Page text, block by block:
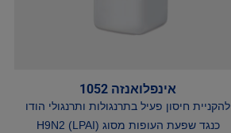
אינפלואנזה 1052
להקניית חיסון פעיל בתרנגולות ותרנגולי הודו
כנגד שפעת העופות מסוג (H9N2 (LPAI